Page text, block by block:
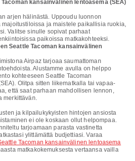
kansainvälinen lentoasema (SEA)
arjen hälinästä. Uppoudu luonnon
ja maistele paikallisia ruokia,
Valitse sinulle sopivat parhaat
paikoissa matkakohteeksi.
Seattle Tacoman kansainvälinen
Airpaz tarjoaa saumattoman
Alustamme avulla on helppo
kohteeseen Seattle Tacoman
Olitpa sitten liikematkalla tai vapaa-
että saat parhaan mahdollisen lennon,
merkittävän.
ja kilpailukykyisten hintojen ansiosta
ei ole koskaan ollut helpompaa.
tarjoamaan parasta vastinetta
ylittämättä budjettiasi. Varaa
Tacoman kansainvälinen lentoasema
matkakokemuksesta vertaansa vailla